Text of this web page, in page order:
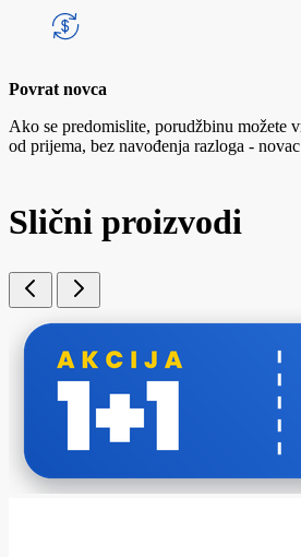
Povrat novca
Ako se predomislite, porudžbinu možete
od prijema, bez navođenja razloga -
Slični proizvodi